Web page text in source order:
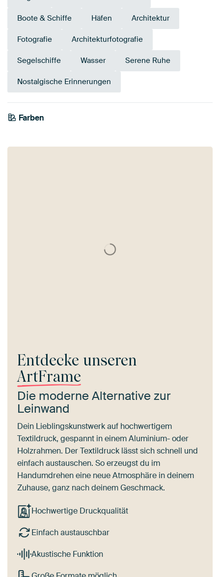
Boote & Schiffe Häfen Architektur
Fotografie Architekturfotografie
Segelschiffe Wasser Serene Ruhe
Nostalgische Erinnerungen
Farben
Blau
Taupe
Salbeigrün
Entdecke unseren
ArtFrame
Die moderne Alternative zur
Leinwand
Dein Lieblingskunstwerk auf hochwertigem
Textildruck, gespannt in einem Aluminium- oder
Holzrahmen. Der Textildruck lässt sich schnell und
einfach austauschen. So erzeugst du im
Handumdrehen eine neue Atmosphäre in deinem
Zuhause, ganz nach deinem Geschmack.
Hochwertige Druckqualität
Einfach austauschbar
Akustische Funktion